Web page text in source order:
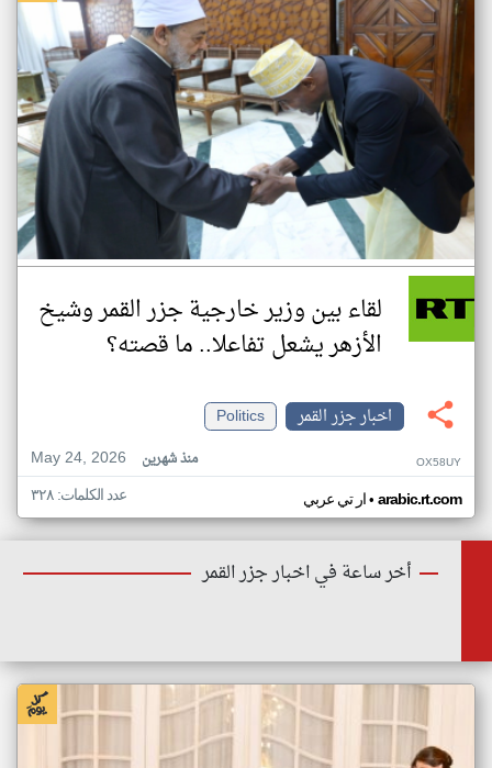
لقاء بين وزير خارجية جزر القمر وشيخ
الأزهر يشعل تفاعلا.. ما قصته؟
اخبار جزر القمر
Politics
May 24, 2026
منذ شهرين OX58UY
ار تي عربي• arabic.rt.com عدد الكلمات: ٣٢٨
أخر ساعة في اخبار جزر القمر